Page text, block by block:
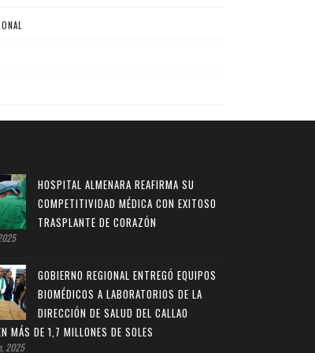
HOSPITAL ALMENARA REAFIRMA SU
COMPETITIVIDAD MÉDICA CON EXITOSO
TRASPLANTE DE CORAZÓN
GOBIERNO REGIONAL ENTREGÓ EQUIPOS
BIOMÉDICOS A LABORATORIOS DE LA
DIRECCIÓN DE SALUD DEL CALLAO
MÁS DE 1,7 MILLONES DE SOLES
2025